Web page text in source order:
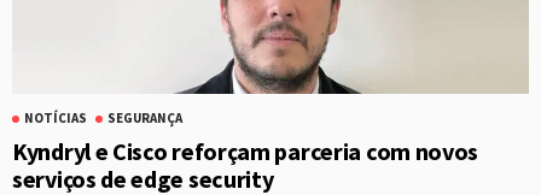
NOTÍCIAS SEGURANÇA
Kyndryl e Cisco reforçam parceria com novos
serviços de edge security